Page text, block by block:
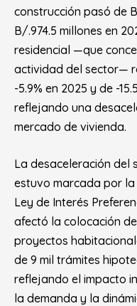
construcción pasó de
B/.974.5 millones en
residencial —que
actividad del sector—
-5.9% en 2025 y de -
reflejando una
mercado de vivienda.
La desaceleración del
estuvo marcada por
Ley de Interés
afectó la colocación
proyectos
de 9 mil trámites
reflejando el impacto
la demanda y la